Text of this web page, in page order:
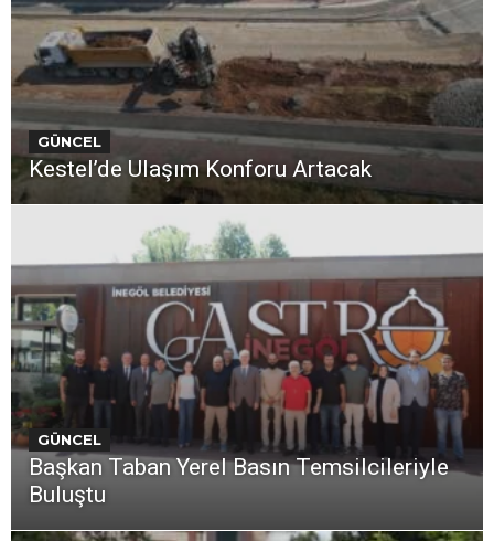
GÜNCEL
Kestel’de Ulaşım Konforu Artacak
GÜNCEL
Başkan Taban Yerel Basın Temsilcileriyle
Buluştu